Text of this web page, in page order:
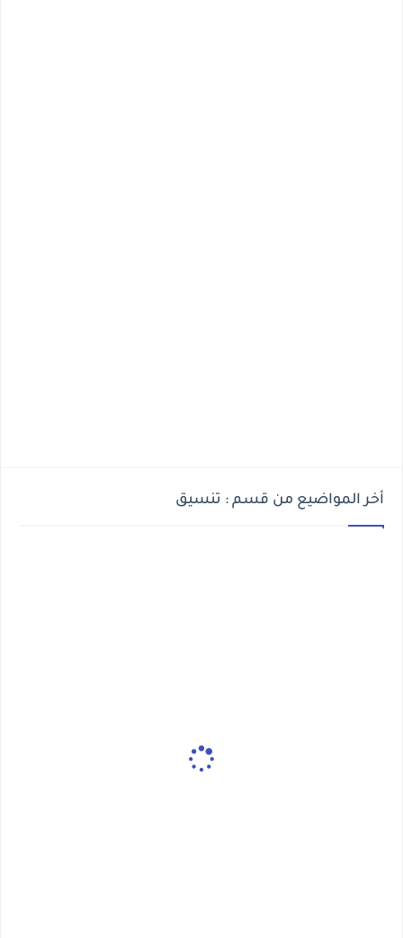
أخر المواضيع من قسم : تنسيق